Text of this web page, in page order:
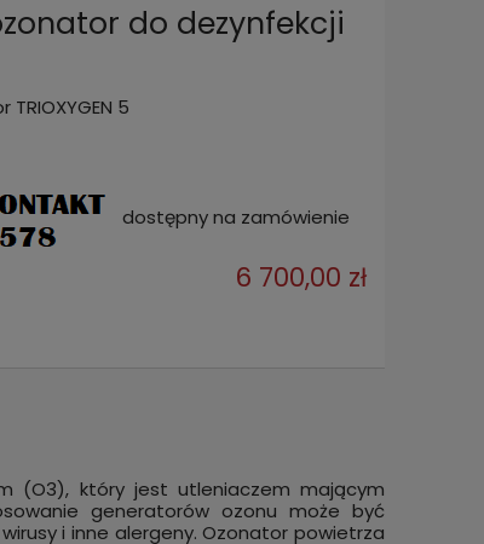
ozonator do dezynfekcji
5
dostępny na zamówienie
6 700,00 zł
(O3), który jest utleniaczem mającym
generatorów ozonu może być
i inne alergeny. Ozonator powietrza